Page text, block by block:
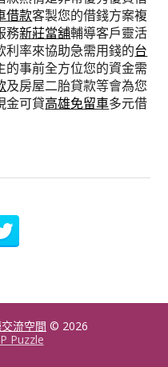
借款客製您的借錢方案複
務新莊當舖輔導客戶靈活
利率來協助急需用錢的台
的事前全方位您的資金需
及房屋二胎貸款等會為您
金可貸高雄免留車多元借
流空間 © 2026
Puzzle